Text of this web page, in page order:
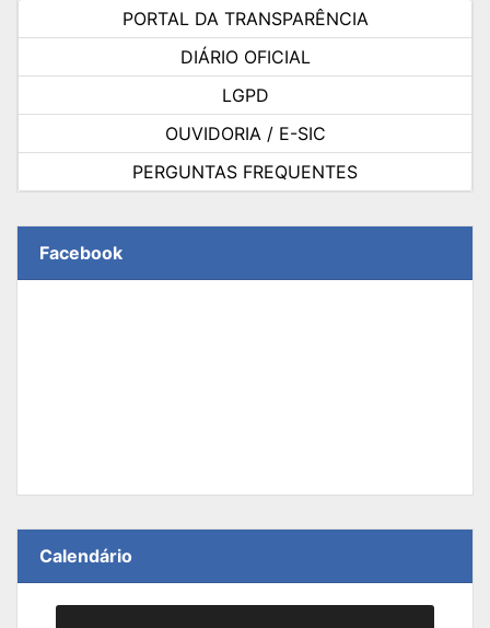
PORTAL DA TRANSPARÊNCIA
DIÁRIO OFICIAL
LGPD
OUVIDORIA / E-SIC
PERGUNTAS FREQUENTES
Facebook
Calendário